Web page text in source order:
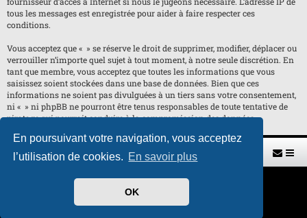
En poursuivant votre navigation, vous acceptez
l’utilisation de cookies. En savoir plus
OK
tous les messages est enregistrée pour aider à faire respecter ces
conditions.
Vous acceptez que « » se réserve le droit de supprimer, modifier, déplacer ou
verrouiller n’importe quel sujet à tout moment, à notre seule discrétion. En
tant que membre, vous acceptez que toutes les informations que vous
saisissez soient stockées dans une base de données. Bien que ces
informations ne soient pas divulguées à un tiers sans votre consentement,
ni « » ni phpBB ne pourront être tenus responsables de toute tentative de
piratage qui pourrait conduire à la compromission des données.
Retour vers le site U.A.G.R. Index du forum
Développé parphpBB® Forum Software © phpBB Limited
Traduit par
Style parH. DREUILHE avec l'aide de CABOT